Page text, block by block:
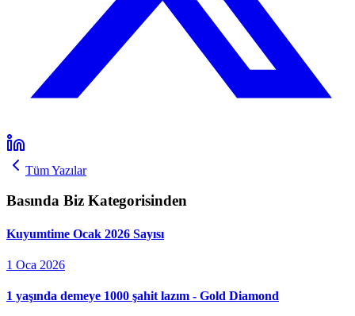
Tüm Yazılar
Basında Biz Kategorisinden
Kuyumtime Ocak 2026 Sayısı
1 Oca 2026
1 yaşında demeye 1000 şahit lazım - Gold Diamond